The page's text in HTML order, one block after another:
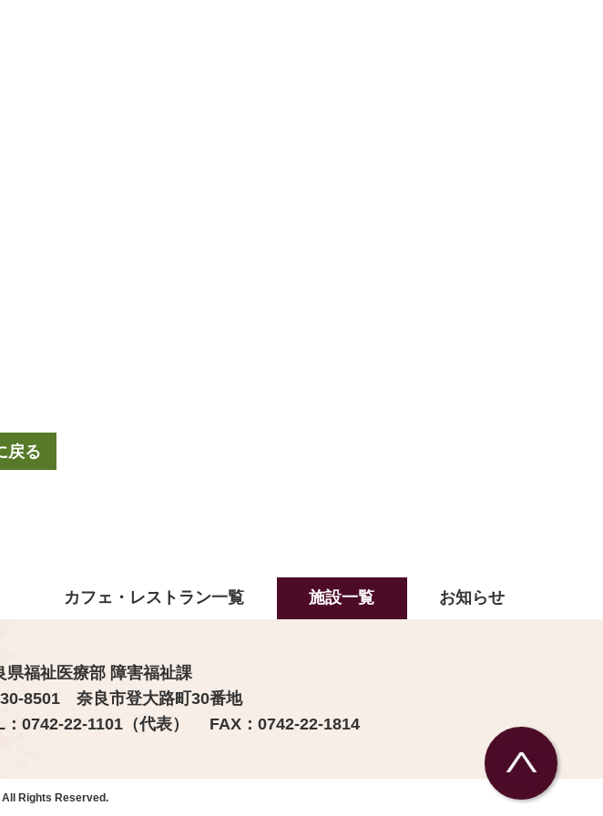
戻る
カフェ・レストラン一覧 施設一覧 お知らせ
県福祉医療部 障害福祉課
8501 奈良市登大路町30番地
：0742-22-1101（代表） FAX：0742-22-1814
Rights Reserved.